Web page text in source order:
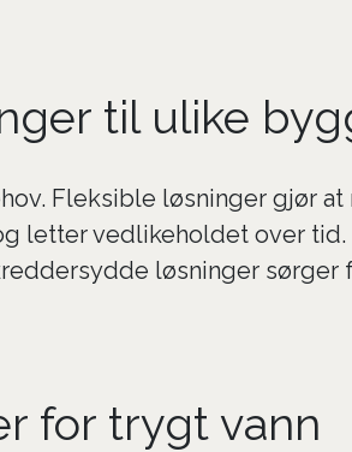
til ulike
Fleksible løsninger gjør
letter vedlikeholdet over
løsninger sørger
for trygt vann